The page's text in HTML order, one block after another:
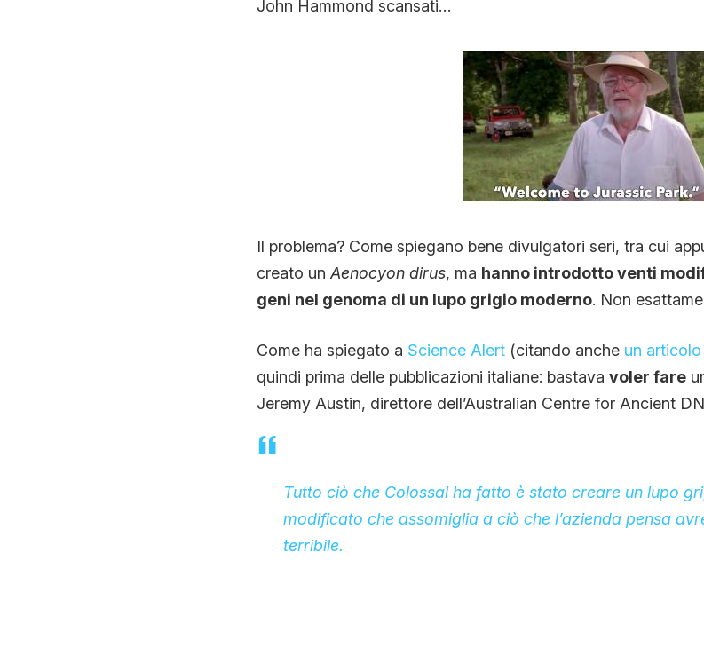
John Hammond scansati…
Il problema? Come spiegano bene divulgatori seri, tra cui
creato un Aenocyon dirus, ma hanno introdotto venti
geni nel genoma di un lupo grigio moderno. Non
Come ha spiegato a Science Alert(citando anche un
quindi prima delle pubblicazioni italiane: bastava voler fare
Jeremy Austin, direttore dell’Australian Centre for Ancient
Tutto ciò che Colossal ha fatto è stato creare un lupo
modificato che assomiglia a ciò che l’azienda pensa
terribile.